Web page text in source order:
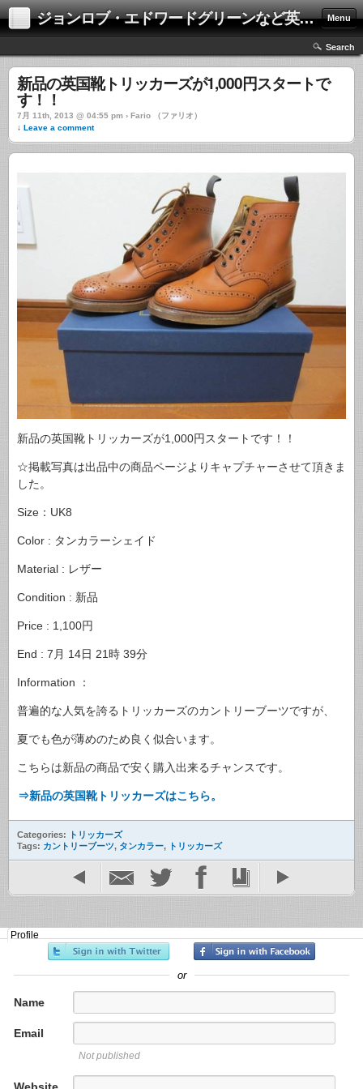
ジョンロブ・エドワードグリーンなど英国靴の激安中古通販情報ブログ Menu
Search
新品の英国靴トリッカーズが1,000円スタートで
す！！
7月 11th, 2013 @ 04:55 pm › Fario （ファリオ）
↓ Leave a comment
新品の英国靴トリッカーズが1,000円スタートです！！
☆掲載写真は出品中の商品ページよりキャプチャーさせて頂きま
した。
Size：UK8
Color : タンカラーシェイド
Material : レザー
Condition : 新品
Price : 1,100円
End : 7月 14日 21時 39分
Information ：
普遍的な人気を誇るトリッカーズのカントリーブーツですが、
夏でも色が薄めのため良く似合います。
こちらは新品の商品で安く購入出来るチャンスです。
⇒新品の英国靴トリッカーズはこちら。
Categories:
トリッカーズ
Tags: カントリーブーツ, タンカラー, トリッカーズ
Profile
or
Name
Email
Not published